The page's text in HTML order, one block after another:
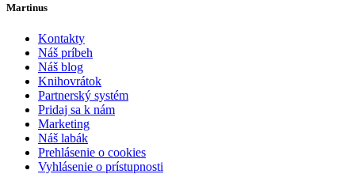
Martinus
Kontakty
Náš príbeh
Náš blog
Knihovrátok
Partnerský systém
Pridaj sa k nám
Marketing
Náš labák
Prehlásenie o cookies
Vyhlásenie o prístupnosti